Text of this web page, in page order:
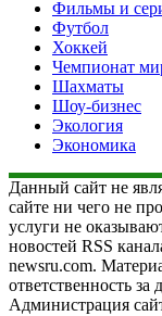
Фильмы и
Футбол
Хоккей
Чемпионат
Шахматы
Шоу-бизнес
Экология
Экономика
Данный сайт не
сайте ни чего не
услуги не
новостей RSS
newsru.com.
ответственность
Администрация